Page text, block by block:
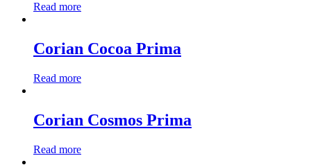
Read more
Corian Cocoa Prima
Read more
Corian Cosmos Prima
Read more